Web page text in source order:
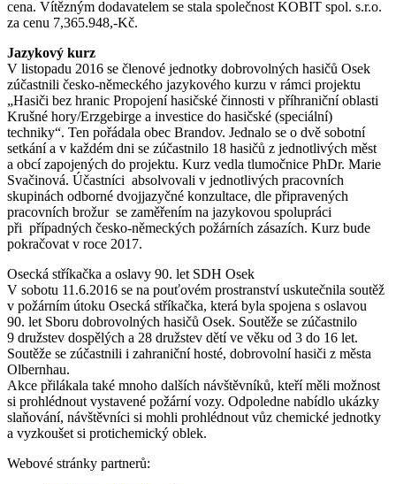
cena. Vítězným dodavatelem se stala společnost KOBIT spol. s.r.o.
za cenu 7,365.948,-Kč.
Jazykový kurz
V listopadu 2016 se členové jednotky dobrovolných hasičů Osek
zúčastnili česko-německého jazykového kurzu v rámci projektu
„Hasiči bez hranic Propojení hasičské činnosti v příhraniční oblasti
Krušné hory/Erzgebirge a investice do hasičské (speciální)
techniky“. Ten pořádala obec Brandov. Jednalo se o dvě sobotní
setkání a v každém dni se zúčastnilo 18 hasičů z jednotlivých měst
a obcí zapojených do projektu. Kurz vedla tlumočnice PhDr. Marie
Svačinová. Účastníci absolvovali v jednotlivých pracovních
skupinách odborné dvojjazyčné konzultace, dle připravených
pracovních brožur se zaměřením na jazykovou spolupráci
při případných česko-německých požárních zásazích. Kurz bude
pokračovat v roce 2017.
Osecká stříkačka a oslavy 90. let SDH Osek
V sobotu 11.6.2016 se na pouťovém prostranství uskutečnila soutěž
v požárním útoku Osecká stříkačka, která byla spojena s oslavou
90. let Sboru dobrovolných hasičů Osek. Soutěže se zúčastnilo
9 družstev dospělých a 28 družstev dětí ve věku od 3 do 16 let.
Soutěže se zúčastnili i zahraniční hosté, dobrovolní hasiči z města
Olbernhau.
Akce přilákala také mnoho dalších návštěvníků, kteří měli možnost
si prohlédnout vystavené požární vozy. Odpoledne nabídlo ukázky
slaňování, návštěvníci si mohli prohlédnout vůz chemické jednotky
a vyzkoušet si protichemický oblek.
Webové stránky partnerů: